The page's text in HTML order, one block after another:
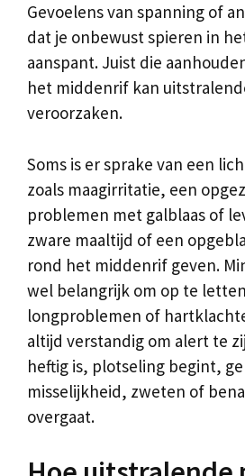
Gevoelens van spanning of
dat je onbewust spieren in
aanspant. Juist die
het middenrif kan
veroorzaken.
Soms is er sprake van een
zoals maagirritatie, een
problemen met galblaas of
zware maaltijd of een
rond het middenrif geven.
wel belangrijk om op te
longproblemen of
altijd verstandig om alert te
heftig is, plotseling begint,
misselijkheid, zweten of
overgaat.